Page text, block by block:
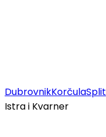
DubrovnikKorčulaSplit
Istra i Kvarner